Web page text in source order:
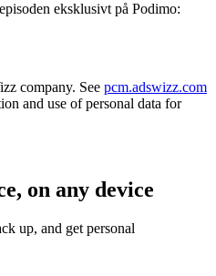
eksklusivt på Podimo:
company. See pcm.adswizz.com
and use of personal data for
on any device
up, and get personal